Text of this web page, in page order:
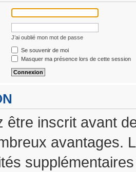
J’ai oublié mon mot de passe
Se souvenir de moi
Masquer ma présence lors de cette session
être inscrit avant
avantages.